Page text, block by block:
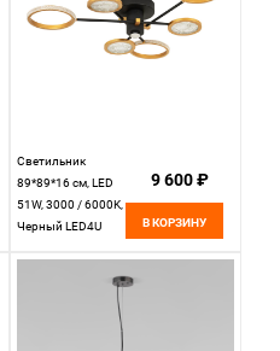
Светильник
89*89*16 см, LED
51W, 3000 / 6000K,
Черный LED4U
9 600 ₽
В КОРЗИНУ